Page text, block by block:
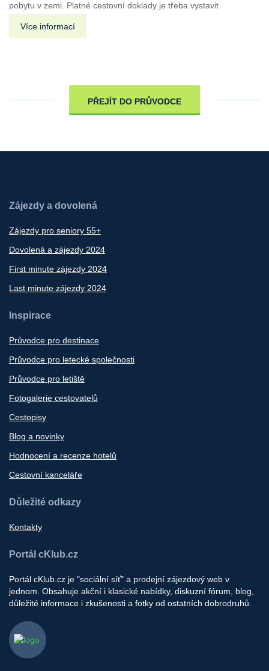
pobytu v zemi. Platné cestovní doklady je třeba vystavit
Více informací
PŘEJÍT DO PRŮVODCE
Zájezdy a dovolená
Zájezdy pro seniory 55+
Dovolená a zájezdy 2024
First minute zájezdy 2024
Last minute zájezdy 2024
Inspirace
Průvodce pro destinace
Průvodce pro letecké společnosti
Průvodce pro letiště
Fotogalerie cestovatelů
Cestopisy
Blog a novinky
Hodnocení a recenze hotelů
Cestovní kanceláře
Důležité odkazy
Kontakty
Portál cKlub.cz
Portál cKlub.cz je "sociální síť" a prodejní zájezdový web v
jednom. Obsahuje akční i klasické nabídky, diskuzní fórum, blog,
důležité informace i zkušenosti a fotky od ostatních dobrodruhů.